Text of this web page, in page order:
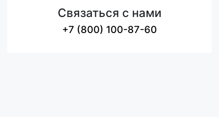
Связаться с нами
+7 (800) 100-87-60